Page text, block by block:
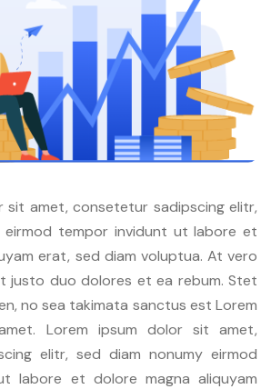
sit amet, consetetur sadipscing elitr,
eirmod tempor invidunt ut labore et
erat, sed diam voluptua. At vero
justo duo dolores et ea rebum. Stet
no sea takimata sanctus est Lorem
Lorem ipsum dolor sit amet,
elitr, sed diam nonumy eirmod
labore et dolore magna aliquyam